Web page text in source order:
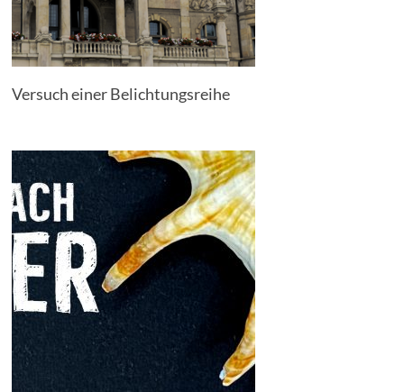
Versuch einer Belichtungsreihe